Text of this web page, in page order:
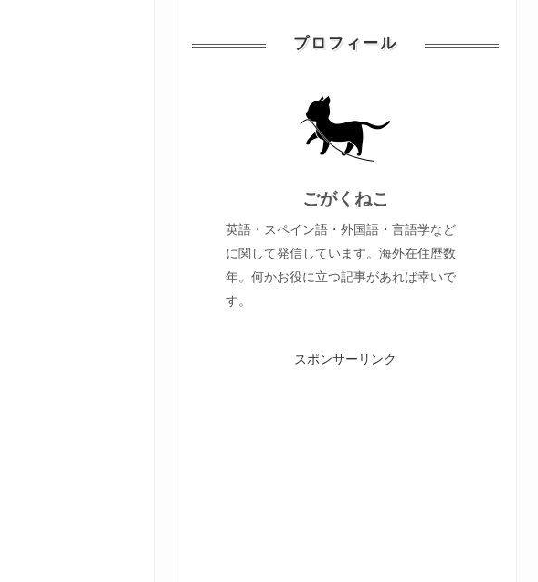
プロフィール
ごがくねこ
英語・スペイン語・外国語・言語学など
に関して発信しています。海外在住歴数
年。何かお役に立つ記事があれば幸いで
す。
スポンサーリンク